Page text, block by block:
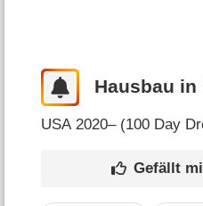
Hausbau in
USA 2020– (100 Day